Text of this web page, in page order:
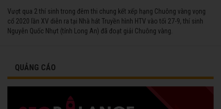
Vượt qua 2 thí sinh trong đêm thi chung kết xếp hạng Chuông vàng vọng
cổ 2020 lần XV diễn ra tại Nhà hát Truyền hình HTV vào tối 27-9, thí sinh
Nguyễn Quốc Nhựt (tỉnh Long An) đã đoạt giải Chuông vàng.
QUẢNG CÁO